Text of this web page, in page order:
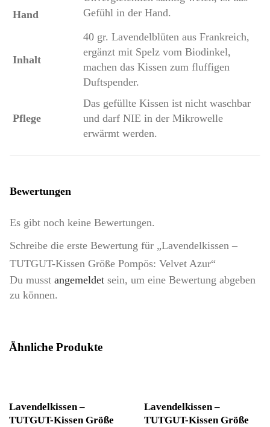
Hand
Gefühl in der Hand.
Inhalt
40 gr. Lavendelblüten aus Frankreich,
ergänzt mit Spelz vom Biodinkel,
machen das Kissen zum fluffigen
Duftspender.
Pflege
Das gefüllte Kissen ist nicht waschbar
und darf NIE in der Mikrowelle
erwärmt werden.
Bewertungen
Es gibt noch keine Bewertungen.
Schreibe die erste Bewertung für „Lavendelkissen –
TUTGUT-Kissen Größe Pompös: Velvet Azur“
Du musst angemeldet sein, um eine Bewertung abgeben
zu können.
Ähnliche Produkte
Lavendelkissen –
TUTGUT-Kissen Größe
Lavendelkissen –
TUTGUT-Kissen Größe